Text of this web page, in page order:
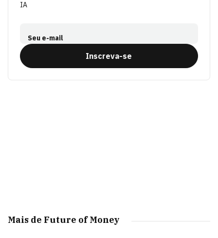
IA
Seu e-mail
Inscreva-se
Mais de Future of Money